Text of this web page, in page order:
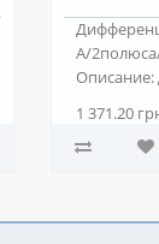
А/
1 371.20